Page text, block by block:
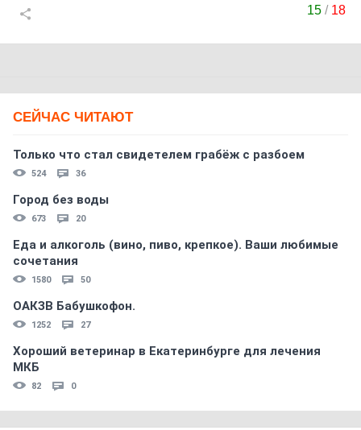
15/ 18
СЕЙЧАС ЧИТАЮТ
Только что стал свидетелем грабёж с разбоем
524 36
Город без воды
673 20
Еда и алкоголь (вино, пиво, крепкое). Ваши любимые
сочетания
1580 50
ОАКЗВ Бабушкофон.
1252 27
Хороший ветеринар в Екатеринбурге для лечения
МКБ
82 0